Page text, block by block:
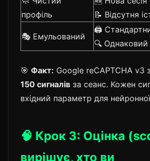
профіль
📝 Відсутня
🎭 Емульований
🖨️
🔍 Однаковий
🎯 Факт: Google reCAPTCHA v3
150 сигналів за сеанс. Кожен
вхідний параметр для
🧠 Крок 3: Оцінка
вирішує, хто ви